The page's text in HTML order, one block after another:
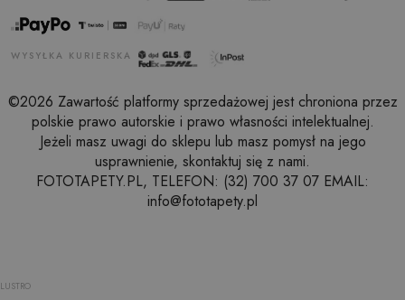
WYSYŁKA KURIERSKA
©2026 Zawartość platformy sprzedażowej jest chroniona przez
polskie prawo autorskie i prawo własności intelektualnej.
Jeżeli masz uwagi do sklepu lub masz pomysł na jego
usprawnienie, skontaktuj się z nami.
FOTOTAPETY.PL, TELEFON: (32) 700 37 07 EMAIL:
info@fototapety.pl
LUSTRO